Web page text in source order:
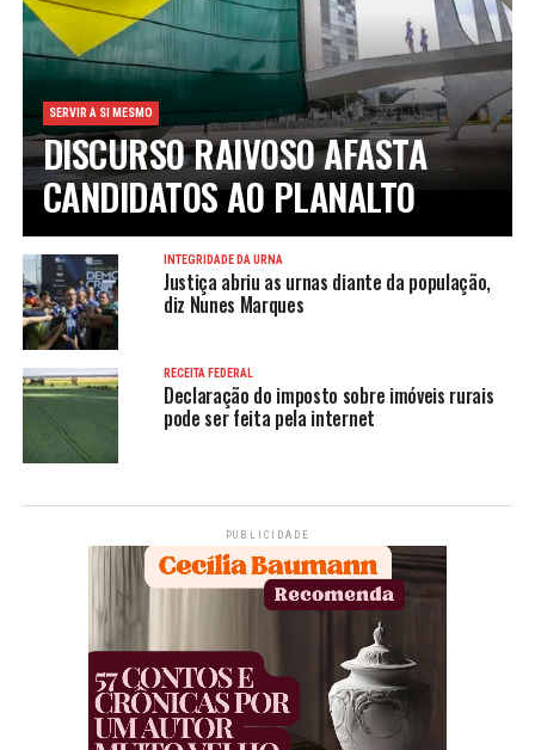
SERVIR A SI MESMO
DISCURSO RAIVOSO AFASTA
CANDIDATOS AO PLANALTO
INTEGRIDADE DA URNA
Justiça abriu as urnas diante da população,
diz Nunes Marques
RECEITA FEDERAL
Declaração do imposto sobre imóveis rurais
pode ser feita pela internet
PUBLICIDADE